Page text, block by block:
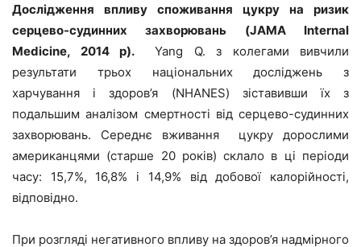
Дослідження впливу споживання цукру на ризик
серцево-судинних захворювань (JAMA Internal
Medicine, 2014 р).
Yang Q. з колегами вивчили
результати трьох національних досліджень з
харчування і здоров’я (NHANES) зіставивши їх з
подальшим аналізом смертності від серцево-судинних
захворювань. Середнє вживання цукру дорослими
американцями (старше 20 років) склало в ці періоди
часу: 15,7%, 16,8% і 14,9% від добової калорійності,
відповідно.
При розгляді негативного впливу на здоров’я надмірного